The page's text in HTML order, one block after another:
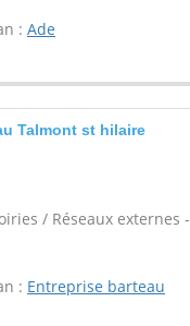
: Ade
Talmont st hilaire
/ Réseaux externes -
: Entreprise barteau